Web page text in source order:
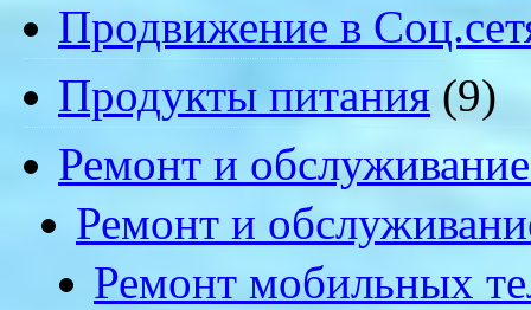
Продвижение в
Продукты питания (9)
Ремонт и
Ремонт и
Ремонт мобильных